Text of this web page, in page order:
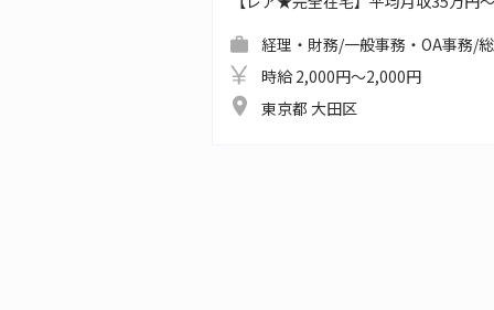
経理・財務/一般事務・OA事務/
時給 2,000円～2,000円
東京都 大田区